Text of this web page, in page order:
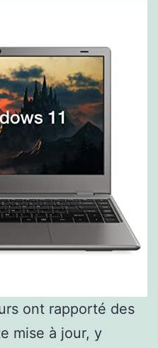
ont rapporté des
mise à jour, y